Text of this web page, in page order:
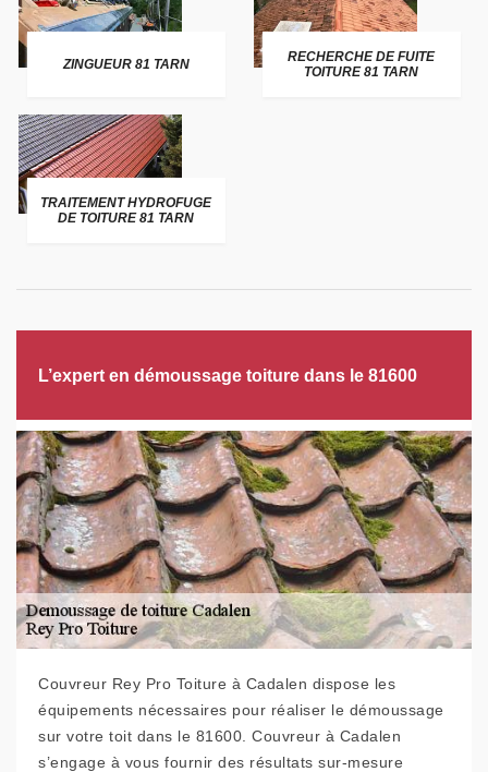
ZINGUEUR 81 TARN
RECHERCHE DE FUITE
TOITURE 81 TARN
TRAITEMENT HYDROFUGE
DE TOITURE 81 TARN
L’expert en démoussage toiture dans le 81600
Couvreur Rey Pro Toiture à Cadalen dispose les
équipements nécessaires pour réaliser le démoussage
sur votre toit dans le 81600. Couvreur à Cadalen
s’engage à vous fournir des résultats sur-mesure